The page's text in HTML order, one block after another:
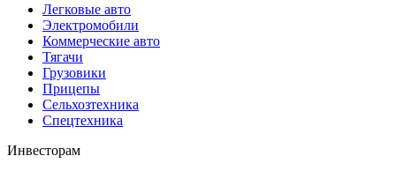
Легковые авто
Электромобили
Коммерческие авто
Тягачи
Грузовики
Прицепы
Сельхозтехника
Спецтехника
Инвесторам